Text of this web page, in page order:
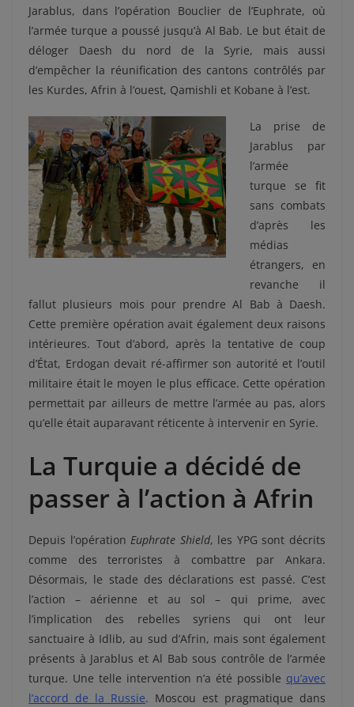
Jarablus, dans l’opération Bouclier de l’Euphrate, où
l’armée turque a poussé jusqu’à Al Bab. Le but était de
déloger Daesh du nord de la Syrie, mais aussi
d’empêcher la réunification des cantons contrôlés par
les Kurdes, Afrin à l’ouest, Qamishli et Kobane à l’est.
La prise de
Jarablus par
l’armée
turque se fit
sans combats
d’après les
médias
étrangers, en
revanche il
fallut plusieurs mois pour prendre Al Bab à Daesh.
Cette première opération avait également deux raisons
intérieures. Tout d’abord, après la tentative de coup
d’État, Erdogan devait ré-affirmer son autorité et l’outil
militaire était le moyen le plus efficace. Cette opération
permettait par ailleurs de mettre l’armée au pas, alors
qu’elle était auparavant réticente à intervenir en Syrie.
La Turquie a décidé de
passer à l’action à Afrin
Depuis l’opérationEuphrate Shield, les YPG sont décrits
comme des terroristes à combattre par Ankara.
Désormais, le stade des déclarations est passé. C’est
l’action – aérienne et au sol – qui prime, avec
l’implication des rebelles syriens qui ont leur
sanctuaire à Idlib, au sud d’Afrin, mais sont également
présents à Jarablus et Al Bab sous contrôle de l’armée
turque. Une telle intervention n’a été possible qu’avec
l’accord de la Russie. Moscou est pragmatique dans